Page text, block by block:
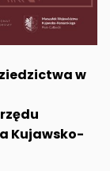
w
Kujawsko-